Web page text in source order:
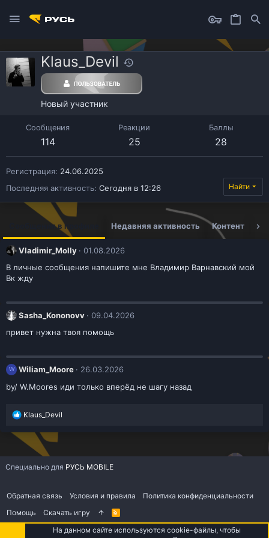
Klaus_Devil
Новый участник
Сообщения
114
Реакции
25
Баллы
28
Регистрация 24.06.2025
Последняя активность Сегодня в 12:26 Найти
Сообщения в профиле Недавняя активность Контент
Vladimir_Molly
01.08.2026
В личные сообщения напишите мне Владимир Варнавский мой
Вк жду
Sasha_Kononovv
09.04.2026
привет нужна твоя помощь
W Wiliam_Moore
26.03.2026
by/ W.Moores иди только вперёд не шагу назад
Р
а
к
и
Klaus_Devil
Обратная связь Условия и правила
Политика конфиденциальности
Помощь
Скачать игру
R
S
Специально для РУСЬ MOBILE
На данном сайте используются cookie-файлы, чтобы